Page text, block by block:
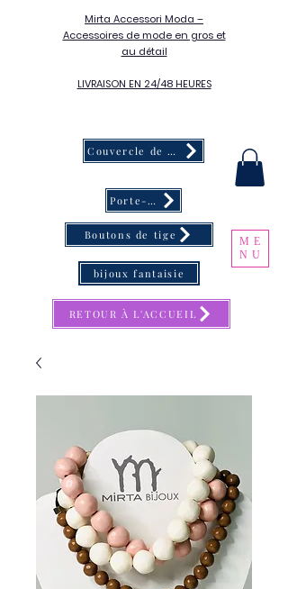
Mirta Accessori Moda –
Accessoires de mode en gros et
au détail
LIVRAISON EN 24/48 HEURES
ME
NU
Couvercle de bouton
Porte-clés
Boutons de tige
RETOUR À L'ACCUEIL
bijoux fantaisie